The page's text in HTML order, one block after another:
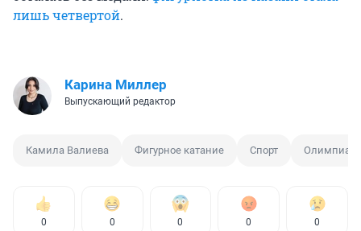
лишь четвертой.
Карина Миллер
Выпускающий редактор
Камила Валиева Фигурное катание Спорт
0 0 0 0 0